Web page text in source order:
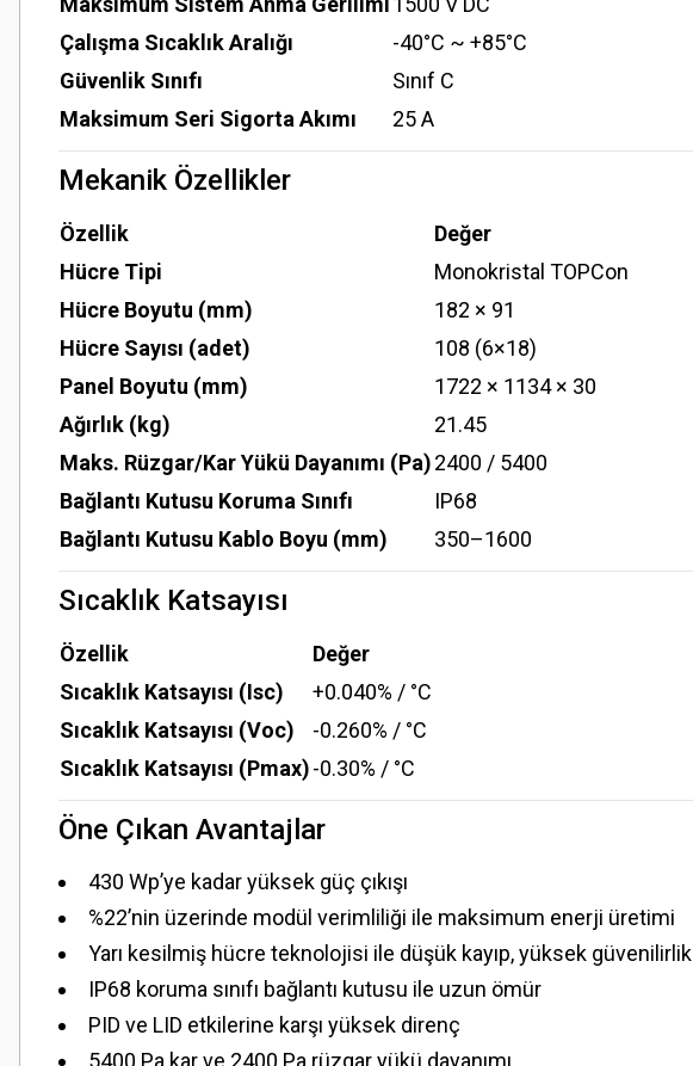
Çalışma Sıcaklık Aralığı
-40°C ~ +85°C
Güvenlik Sınıfı
Sınıf C
Maksimum Seri Sigorta Akımı
25 A
Mekanik Özellikler
Özellik
Değer
Hücre Tipi
Monokristal TOPCon
Hücre Boyutu (mm)
182 × 91
Hücre Sayısı (adet)
108 (6×18)
Panel Boyutu (mm)
1722 × 1134 × 30
Ağırlık (kg)
21.45
Maks. Rüzgar/Kar Yükü Dayanımı (Pa)2400 / 5400
Bağlantı Kutusu Koruma Sınıfı
IP68
Bağlantı Kutusu Kablo Boyu (mm)
350–1600
Sıcaklık Katsayısı
Özellik
Değer
Sıcaklık Katsayısı (Isc)
+0.040% / °C
Sıcaklık Katsayısı (Voc)
-0.260% / °C
Sıcaklık Katsayısı (Pmax)-0.30% / °C
Öne Çıkan Avantajlar
430 Wp’ye kadar yüksek güç çıkışı
%22’nin üzerinde modül verimliliği ile maksimum enerji üretimi
Yarı kesilmiş hücre teknolojisi ile düşük kayıp, yüksek güvenilirlik
IP68 koruma sınıfı bağlantı kutusu ile uzun ömür
PID ve LID etkilerine karşı yüksek direnç
5400 Pa kar ve 2400 Pa rüzgar yükü dayanımı